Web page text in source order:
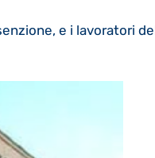
e i lavoratori